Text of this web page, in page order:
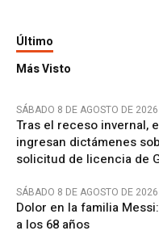
Último
Más Visto
SÁBADO 8 DE AGOSTO DE 2026
Tras el receso invernal,
ingresan dictámenes
solicitud de licencia de
SÁBADO 8 DE AGOSTO DE 2026
Dolor en la familia
a los 68 años